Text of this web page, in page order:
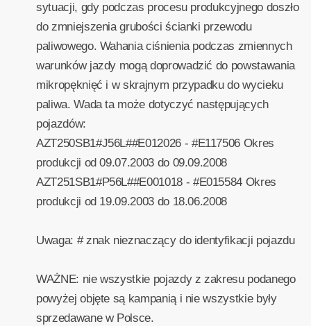
sytuacji, gdy podczas procesu produkcyjnego doszło
do zmniejszenia grubości ścianki przewodu
paliwowego. Wahania ciśnienia podczas zmiennych
warunków jazdy mogą doprowadzić do powstawania
mikropęknięć i w skrajnym przypadku do wycieku
paliwa. Wada ta może dotyczyć następujących
pojazdów:
AZT250SB1#J56L##E012026 - #E117506 Okres
produkcji od 09.07.2003 do 09.09.2008
AZT251SB1#P56L##E001018 - #E015584 Okres
produkcji od 19.09.2003 do 18.06.2008
Uwaga: # znak nieznaczący do identyfikacji pojazdu
WAŻNE: nie wszystkie pojazdy z zakresu podanego
powyżej objęte są kampanią i nie wszystkie były
sprzedawane w Polsce.